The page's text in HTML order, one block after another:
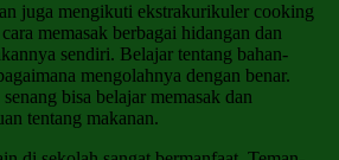
juga mengikuti ekstrakurikuler cooking
memasak berbagai hidangan dan
sendiri. Belajar tentang bahan-
mengolahnya dengan benar.
bisa belajar memasak dan
tentang makanan.